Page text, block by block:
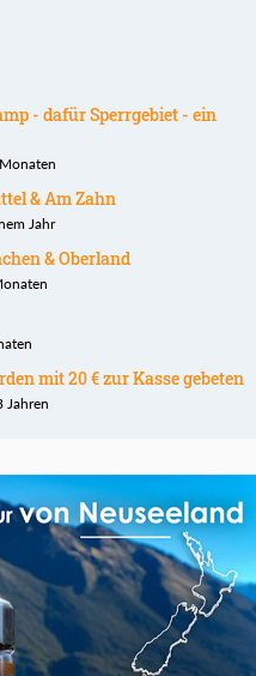
- dafür Sperrgebiet - ein
& Am Zahn
Jahr
& Oberland
mit 20 € zur Kasse gebeten
Jahren